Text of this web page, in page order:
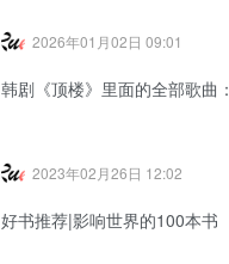
2026年01月02日 09:01
韩剧《顶楼》里面的全部歌曲：
2023年02月26日 12:02
好书推荐|影响世界的100本书